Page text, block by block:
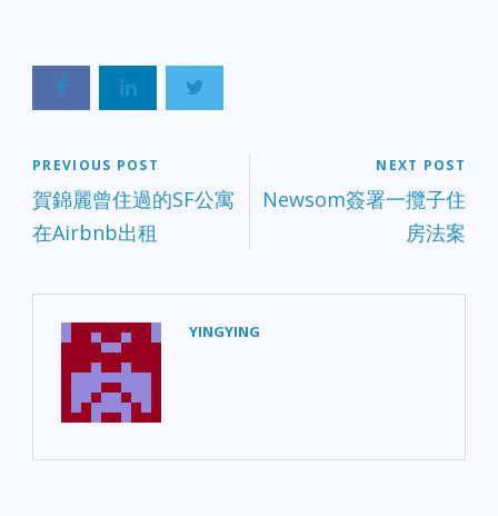
PREVIOUS POST
賀錦麗曾住過的SF公寓
在Airbnb出租
NEXT POST
Newsom簽署一攬子住
房法案
YINGYING